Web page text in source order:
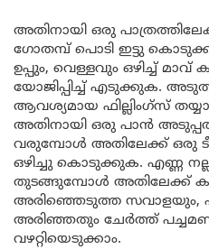
അതിനായി ഒരു
ഗോതമ്പ് പൊടി ഇട്ടു
ഉപ്പും, വെള്ളവും ഒഴിച്ച് മാവ്
യോജിപ്പിച്ച് എടുക്കുക.
ആവശ്യമായ ഫില്ലിംഗ്സ്
അതിനായി ഒരു പാൻ
വരുമ്പോൾ അതിലേക്ക് ഒരു
ഒഴിച്ചു കൊടുക്കുക. എണ്ണ നല്ല
തുടങ്ങുമ്പോൾ അതിലേക്ക്
അരിഞ്ഞെടുത്ത സവാളയും,
അരിഞ്ഞതും ചേർത്ത്
വഴറ്റിയെടുക്കാം.